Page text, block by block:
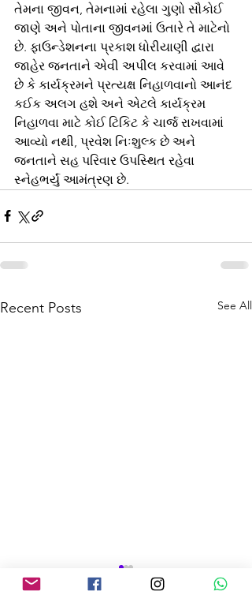
તેમના જીવન, તેમનામાં રહેલા ગુણો સૌકોઈ
જાણે અને પોતાના જીવનમાં ઉતારે તે માટેનો
છે. ફાઉન્ડેશનના પ્રકાશ ધોરીયાણી દ્વારા
જાહેર જનતાને એવી અપીલ કરવામાં આવે
છે કે કાર્યક્રમને પ્રત્યક્ષ નિહાળવાનો આનંદ
કઈક અલગ હશે અને એટલે કાર્યક્રમ
નિહાળવા માટે કોઈ ટિકિટ કે ચાર્જ રાખવામાં
આવ્યો નથી, પ્રવેશ નિઃશુલ્ક છે અને
જનતાને સહ પરિવાર ઉપસ્થિત રહેવા
સ્નેહભર્યું આમંત્રણ છે.
Recent Posts See All